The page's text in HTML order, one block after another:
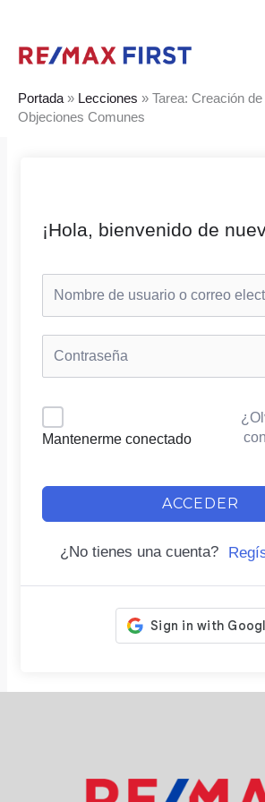
contenido
Portada » Lecciones » Tarea: Creación
Objeciones Comunes
¡Hola, bienvenido de
Mantenerme conectado
ACCEDER
¿No tienes una cuenta?